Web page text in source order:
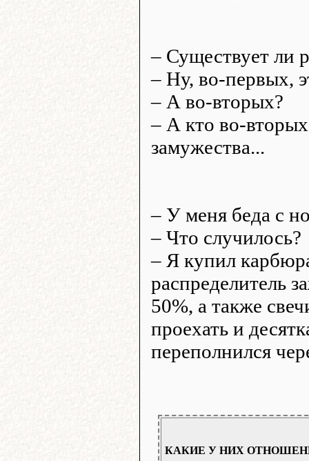
– Существует ли
– Ну, во-первых,
– А во-вторых?
– А кто во-вторых
замужества...
– У меня беда с
– Что случилось?
– Я купил
распределитель
50%, а также
проехать и
переполнился
КАКИЕ У НИХ